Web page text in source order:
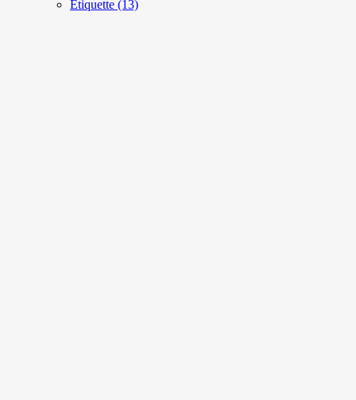
Etiquette (13)